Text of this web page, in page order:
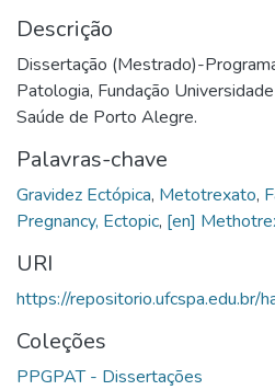
Descrição
Dissertação (Mestrado)-
Patologia, Fundação
Saúde de Porto Alegre.
Palavras-chave
Gravidez Ectópica, Metotrexato,
Pregnancy, Ectopic, [en]
URI
https://
Coleções
PPGPAT - Dissertações